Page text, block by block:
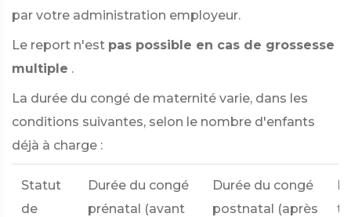
par votre administration employeur.
Le report n'est pas possible en cas de grossesse
multiple .
La durée du congé de maternité varie, dans les
conditions suivantes, selon le nombre d'enfants
déjà à charge :
Statut
de
Durée du congé
prénatal (avant
Durée du congé
postnatal (après